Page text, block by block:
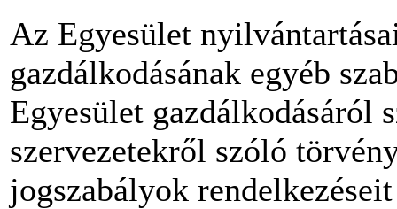
Az Egyesület
gazdálkodásának egyéb
Egyesület gazdálkodásáról
szervezetekről szóló
jogszabályok